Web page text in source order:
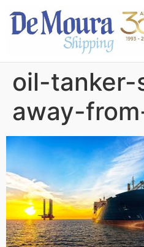
oil-tanker-
away-